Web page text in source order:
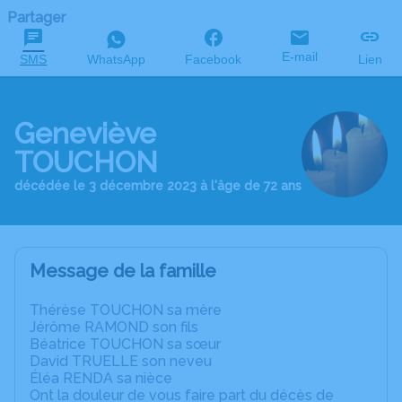
Partager
SMS WhatsApp Facebook E-mail Lien
Geneviève
TOUCHON
décédée le 3 décembre 2023 à l'âge de 72 ans
Message de la famille
Thérèse TOUCHON sa mère
Jérôme RAMOND son fils
Béatrice TOUCHON sa sœur
David TRUELLE son neveu
Éléa RENDA sa nièce
Ont la douleur de vous faire part du décès de